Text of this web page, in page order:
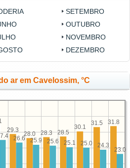
SETEMBRO
OUTUBRO
NOVEMBRO
DEZEMBRO
ar em Cavelossim, °C
31.8
31.5
30.1
28.5
28.3
28.0
29.3
23.0
24.3
25.0
25.1
25.6
25.9
26.6